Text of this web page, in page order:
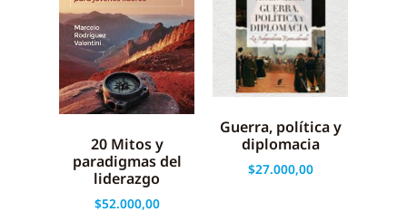
20 Mitos y
paradigmas del
liderazgo
$52.000,00
Guerra, política y
diplomacia
$27.000,00